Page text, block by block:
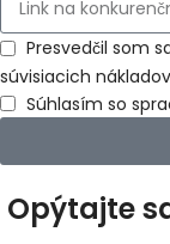
Presvedčil som
súvisiacich
Súhlasím so
Opýtajte